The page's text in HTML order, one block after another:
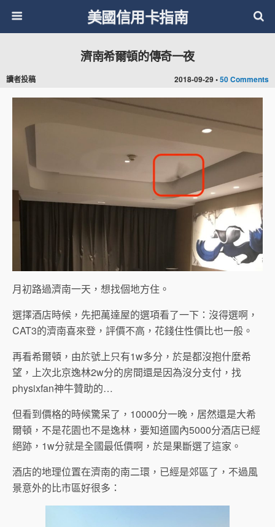
美國信用卡指南
2018-09-29 •50 Comments
濟南希爾頓的傳奇一夜
讀者投稿
月初路過濟南一天，想找個地方住。
選擇酒店時候，先把萬達屋的選項看了一下：沒得選啊，
CAT3的濟南喜來登，評價不高，花錢住性價比也一般。
再看希爾頓，由於號上只有1w多分，於是都沒抱什麼希
望，上次北京逸林2w分的房間還是因為沒分支付，找
physixfan神牛贊助的…
但看到價格的時候驚呆了，10000分一晚，居然還是大希
爾頓，不是花園也不是逸林，要知道國內5000分酒店已經
絕跡，1w分就是全國最低價啊，於是果斷選了這家。
酒店的地理位置在濟南的南二環，已經是郊區了，不過風
景意外的比市區好很多：